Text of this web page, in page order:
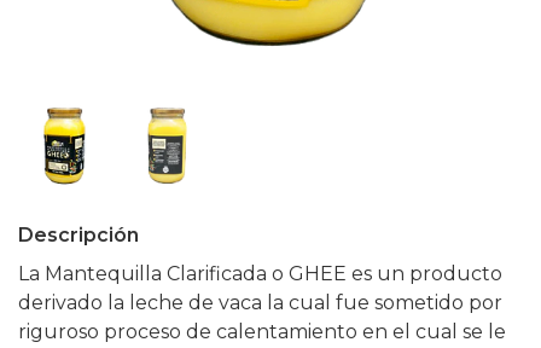
Descripción
La Mantequilla Clarificada o GHEE es un producto
derivado la leche de vaca la cual fue sometido por
riguroso proceso de calentamiento en el cual se le